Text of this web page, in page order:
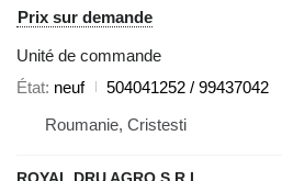
Prix sur demande
Unité de commande
État neuf
504041252 / 99437042
Roumanie, Cristesti